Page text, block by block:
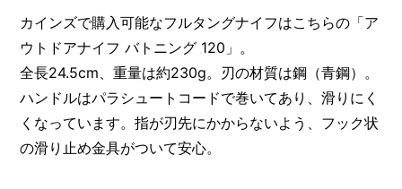
カインズで購入可能なフルタングナイフはこちらの「ア
ウトドアナイフ バトニング 120」。
全長24.5cm、重量は約230g。刃の材質は鋼（青鋼）。
ハンドルはパラシュートコードで巻いてあり、滑りにく
くなっています。指が刃先にかからないよう、フック状
の滑り止め金具がついて安心。